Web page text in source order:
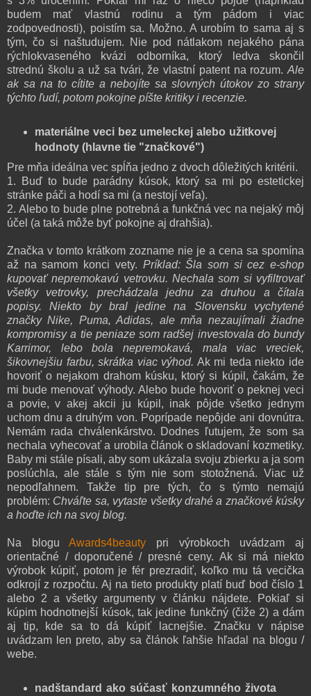
budem mať vlastnú rodinu a tým pádom i viac
zodpovednosti), poistím sa. Možno. A urobím to sama aj s
tým, čo si naštudujem. Nie pod nátlakom nejakého pána
rýchlokvaseného kvázi odborníka, ktorý ledva skončil
strednú školu a už sa tvári, že vlastní patent na rozum. Ale
ak sa na to cítite a nebojíte sa slovných útokov zo strany
týchto ľudí, potom pokojne píšte kritiky i recenzie.
materiálne veci bez umeleckej alebo užitkovej
hodnoty (hlavne tie "značkové")
Pre mňa ideálna vec spĺňa jedno z dvoch dôležitých kritérii.
1. Buď to bude parádny kúsok, ktorý sa mi po estetickej
stránke páči a hodí sa mi (a nestojí veľa).
2. Alebo to bude plne potrebná a funkčná vec na nejaký môj
účel (a taká môže byť pokojne aj drahšia).
Značka v tomto krátkom zozname nie je a cena sa spomína
až na samom konci vety. Príklad: Šla som si cez e-shop
kupovať nepremokavú vetrovku. Nechala som si vyfiltrovať
všetky vetrovky, prechádzala jednu za druhou a čítala
popisy. Niekto by bral jedine na Slovensku vychytené
značky Nike, Puma, Adidas, ale mňa nezaujímali žiadne
kompromisy a tie peniaze som radšej investovala do bundy
Karrimor, lebo bola nepremokavá, mala viac vreciek,
šikovnejšiu farbu, skrátka viac výhod. Ak mi teda niekto ide
hovoriť o nejakom drahom kúsku, ktorý si kúpil, čakám, že
mi bude menovať výhody. Alebo bude hovoriť o peknej veci
a povie, v akej akcii ju kúpil, inak pôjde všetko jednym
uchom dnu a druhým von. Poprípade nepôjde ani dovnútra.
Nemám rada chválenkárstvo. Dodnes ľutujem, že som sa
nechala vyhecovať a urobila článok o skladovaní kozmetiky.
Baby mi stále písali, aby som ukázala svoju zbierku a ja som
poslúchla, ale stále s tým nie som stotožnená. Viac už
nepodľahnem. Takže tip pre tých, čo s týmto nemajú
problém: Chváľte sa, vytaste všetky drahé a značkové kúsky
a hoďte ich na svoj blog.
Na bloguAwards4beauty pri výrobkoch uvádzam aj
orientačné / doporučené / presné ceny. Ak si má niekto
výrobok kúpiť, potom je fér prezradiť, koľko mu tá vecička
odkrojí z rozpočtu. Aj na tieto produkty platí buď bod číslo 1
alebo 2 a všetky argumenty v článku nájdete. Pokiaľ si
kúpim hodnotnejší kúsok, tak jedine funkčný (čiže 2) a dám
aj tip, kde sa to dá kúpiť lacnejšie. Značku v nápise
uvádzam len preto, aby sa článok ľahšie hľadal na blogu /
webe.
nadštandard ako súčasť konzumného života